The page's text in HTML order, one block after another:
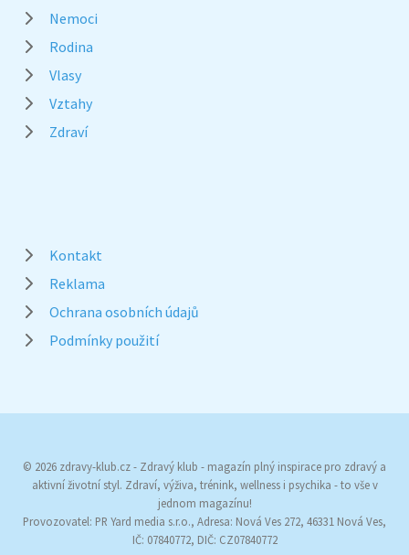
Nemoci
Rodina
Vlasy
Vztahy
Zdraví
Kontakt
Reklama
Ochrana osobních údajů
Podmínky použití
© 2026 zdravy-klub.cz - Zdravý klub - magazín plný inspirace pro zdravý a
aktivní životní styl. Zdraví, výživa, trénink, wellness i psychika - to vše v
jednom magazínu!
Provozovatel: PR Yard media s.r.o., Adresa: Nová Ves 272, 46331 Nová Ves,
IČ: 07840772, DIČ: CZ07840772